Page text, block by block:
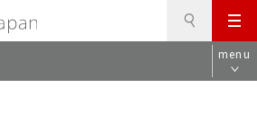
メ
ニ
ュ
menu